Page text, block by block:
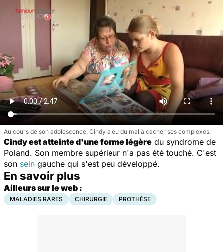
Au cours de son adolescence, Cindy a eu du mal à cacher ses complexes.
Cindy est atteinte d'une forme légère du syndrome de
Poland. Son membre supérieur n'a pas été touché. C'est
son sein gauche qui s'est peu développé.
En savoir plus
Ailleurs sur le web :
MALADIES RARES CHIRURGIE PROTHÈSE